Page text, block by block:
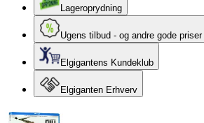
Lageroprydning
Ugens tilbud - og andre gode priser
Elgigantens Kundeklub
Elgiganten Erhverv